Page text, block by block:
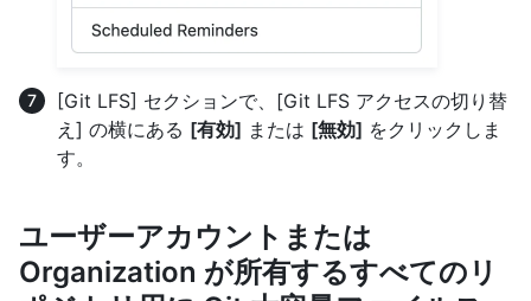
[Git LFS] セクションで、[Git LFS アクセスの切り替
え] の横にある [有効] または [無効] をクリックしま
す。
ユーザーアカウントまたは
Organization が所有するすべてのリ